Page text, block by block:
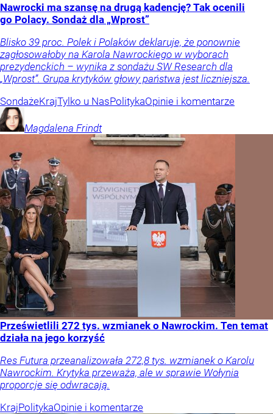
Nawrocki ma szansę na drugą kadencję? Tak ocenili
go Polacy. Sondaż dla „Wprost”
Blisko 39 proc. Polek i Polaków deklaruje, że ponownie
zagłosowałoby na Karola Nawrockiego w wyborach
prezydenckich – wynika z sondażu SW Research dla
„Wprost”. Grupa krytyków głowy państwa jest liczniejsza.
SondażeKrajTylko u NasPolitykaOpinie i komentarze
Magdalena Frindt
Prześwietlili 272 tys. wzmianek o Nawrockim. Ten temat
działa na jego korzyść
Res Futura przeanalizowała 272,8 tys. wzmianek o Karolu
Nawrockim. Krytyka przeważa, ale w sprawie Wołynia
proporcje się odwracają.
KrajPolitykaOpinie i komentarze